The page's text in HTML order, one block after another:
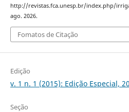
http://revistas.fca.unesp.br/index.php/
ago. 2026.
Fomatos de Citação
Edição
v. 1 n. 1 (2015): Edição Especial,
Seção